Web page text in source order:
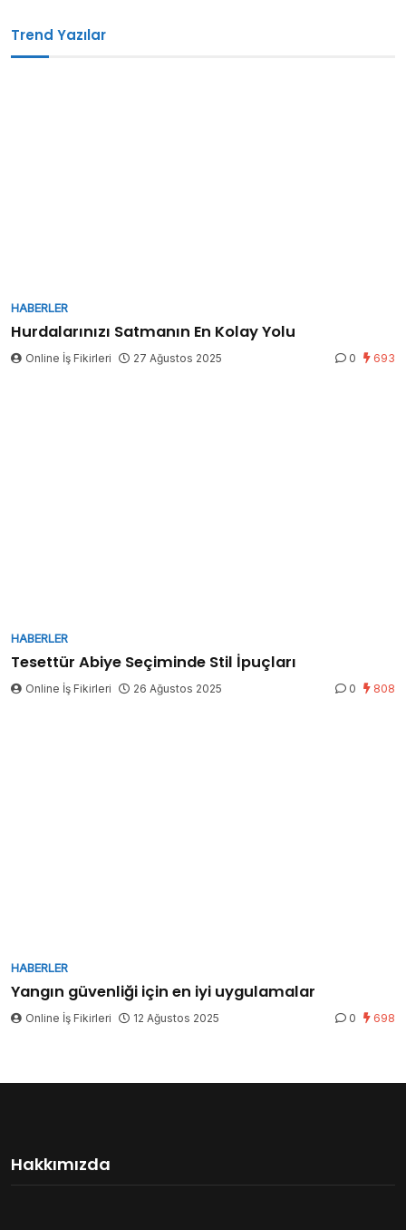
Trend Yazılar
HABERLER
Hurdalarınızı Satmanın En Kolay Yolu
Online İş Fikirleri 27 Ağustos 2025 0 693
HABERLER
Tesettür Abiye Seçiminde Stil İpuçları
Online İş Fikirleri 26 Ağustos 2025 0 808
HABERLER
Yangın güvenliği için en iyi uygulamalar
Online İş Fikirleri 12 Ağustos 2025 0 698
Hakkımızda